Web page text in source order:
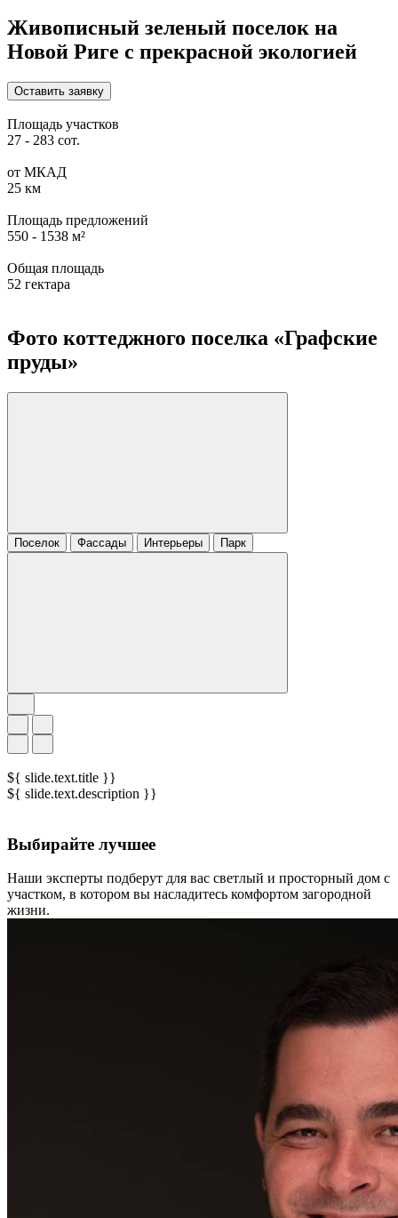
Живописный зеленый поселок на
Новой Риге с прекрасной экологией
Оставить заявку
Площадь участков
27 - 283 сот.
от МКАД
25 км
Площадь предложений
550 - 1538 м²
Общая площадь
52 гектара
Фото коттеджного поселка «Графские
пруды»
Поселок Фассады Интерьеры Парк
${ slide.text.title }}
${ slide.text.description }}
Выбирайте лучшее
Наши эксперты подберут для вас светлый и просторный дом с
участком, в котором вы насладитесь комфортом загородной
жизни.